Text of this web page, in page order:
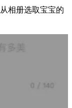
相册选取宝宝的